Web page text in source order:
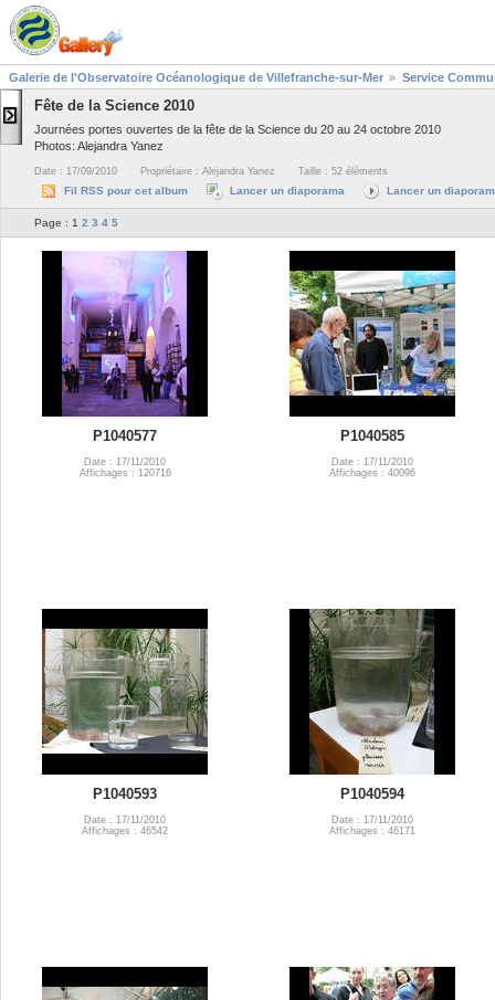
Galerie de l'Observatoire Océanologique de Villefranche-sur-Mer Service
Fête de la Science 2010
Journées portes ouvertes de la fête de la Science du 20 au 24 octobre 2010
Photos: Alejandra Yanez
Date : 17/09/2010 Propriétaire : Alejandra Yanez Taille : 52 éléments
Fil RSS pour cet album Lancer un diaporama Lancer un
Page : 1 2 3 4 5
P1040577
Date : 17/11/2010
Affichages : 120716
P1040585
Date : 17/11/2010
Affichages : 40096
P1040593
Date : 17/11/2010
Affichages : 46542
P1040594
Date : 17/11/2010
Affichages : 46171